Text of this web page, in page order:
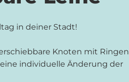
in deiner Stadt!
Knoten mit Ringen
individuelle Änderung der